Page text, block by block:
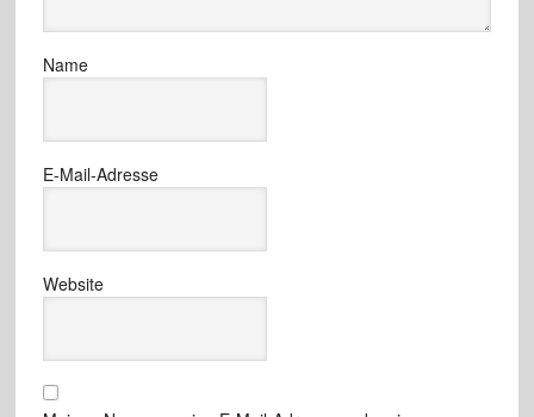
Name
E-Mail-Adresse
Website